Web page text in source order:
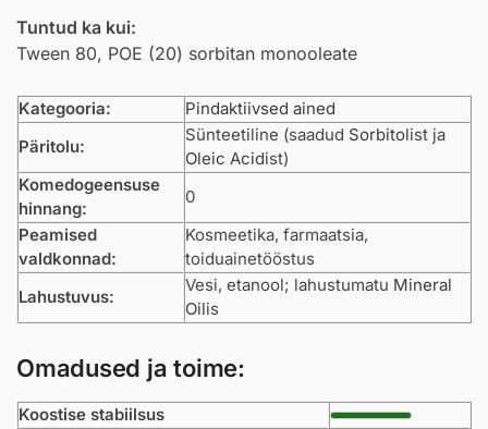
Tuntud ka kui:
Tween 80, POE (20) sorbitan monooleate
Kategooria:
Pindaktiivsed ained
Päritolu:
Sünteetiline (saadud Sorbitolist ja
Oleic Acidist)
Komedogeensuse
hinnang:
0
Peamised
valdkonnad:
Kosmeetika, farmaatsia,
toiduainetööstus
Lahustuvus:
Vesi, etanool; lahustumatu Mineral
Oilis
Omadused ja toime:
Koostise stabiilsus